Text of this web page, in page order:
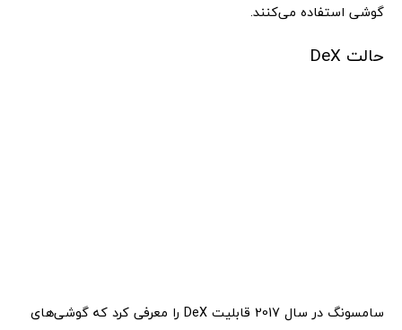
گوشی استفاده می‌کنند.
حالت DeX
سامسونگ در سال 2017 قابلیت DeX را معرفی کرد که گوشی‌های